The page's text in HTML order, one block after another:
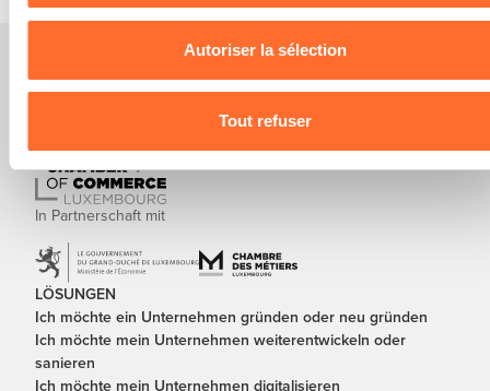
des cookieset notrePolitique de protection des données
Autoriser la sélection
Tout refuser
In Partnerschaft mit
LÖSUNGEN
Ich möchte ein Unternehmen gründen oder neu gründen
Ich möchte mein Unternehmen weiterentwickeln oder
sanieren
Ich möchte mein Unternehmen digitalisieren